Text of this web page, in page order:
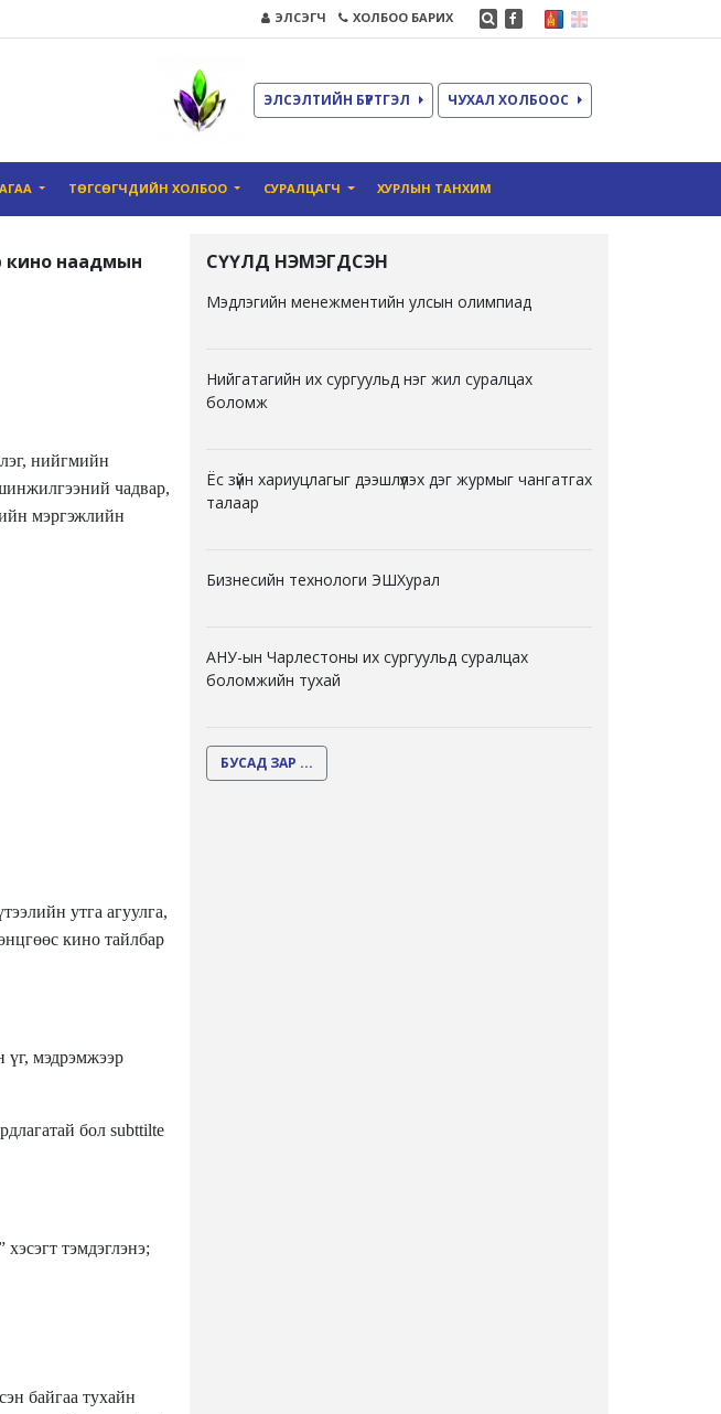
ЭЛСЭГЧ ХОЛБОО БАРИХ
ЭЛСЭЛТИЙН БҮРТГЭЛ ЧУХАЛ ХОЛБООС
ТӨГСӨГЧДИЙН ХОЛБОО СУРАЛЦАГЧ ХУРЛЫН ТАНХИМ
наадмын
нийгмийн
чадвар,
мэргэжлийн
утга агуулга,
кино тайлбар
үг, мэдрэмжээр
бол subttilte
тэмдэглэнэ;
байгаа тухайн
СҮҮЛД НЭМЭГДСЭН
Мэдлэгийн менежментийн улсын олимпиад
Нийгатагийн их сургуульд нэг жил суралцах
боломж
Ёс зүйн хариуцлагыг дээшлүүлэх дэг журмыг чангатгах
талаар
Бизнесийн технологи ЭШХурал
АНУ-ын Чарлестоны их сургуульд суралцах
боломжийн тухай
БУСАД ЗАР ...